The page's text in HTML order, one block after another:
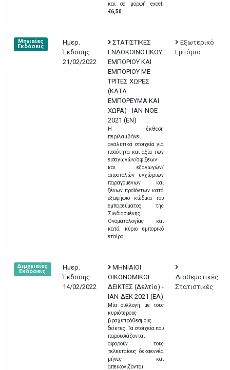
και σε μορφή excel.
€6,50
Μηνιαίες
Εκδόσεις
Ημερ.
Έκδοσης
21/02/2022
ΣΤΑΤΙΣΤΙΚΕΣ
ΕΝΔΟΚΟΙΝΟΤΙΚΟΥ
ΕΜΠΟΡΙΟΥ ΚΑΙ
ΕΜΠΟΡΙΟΥ ΜΕ
ΤΡΙΤΕΣ ΧΩΡΕΣ
(ΚΑΤΑ
ΕΜΠΟΡΕΥΜΑ ΚΑΙ
ΧΩΡΑ) - ΙΑΝ-ΝΟΕ
2021 (EN)
Η έκθεση
περιλαμβάνει
αναλυτικά στοιχεία για
ποσότητα και αξία των
εισαγωγών/αφίξεων
και εξαγωγών/
αποστολών εγχώριων
παραγόμενων και
ξένων προϊόντων κατά
εξαψήφιο κώδικα του
εμπορεύματος της
Συνδιασμένης
Ονοματολογίας και
κατά κύριο εμπορικό
εταίρο.
Εξωτερικό
Εμπόριο
Διμηνιαίες
Εκδόσεις
Ημερ.
Έκδοσης
14/02/2022
ΜΗΝΙΑΙΟΙ
ΟΙΚΟΝΟΜΙΚΟΙ
ΔΕΙΚΤΕΣ (Δελτίο) -
ΙΑΝ-ΔΕΚ 2021 (EΛ)
Μία συλλογή με τους
κυριότερους
βραχυπρόθεσμους
δείκτες. Τα στοιχεία που
παρουσιάζονται
αφορούν τους
τελευταίους δεκαεννέα
μήνες και
απεικονίζονται
Διαθεματικές
Στατιστικές